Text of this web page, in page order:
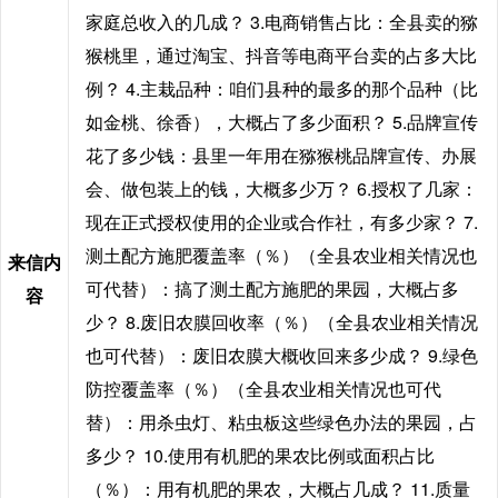
来信内
容
家庭总收入的几成？ 3.电商销售占比：全县卖的猕
猴桃里，通过淘宝、抖音等电商平台卖的占多大比
例？ 4.主栽品种：咱们县种的最多的那个品种（比
如金桃、徐香），大概占了多少面积？ 5.品牌宣传
花了多少钱：县里一年用在猕猴桃品牌宣传、办展
会、做包装上的钱，大概多少万？ 6.授权了几家：
现在正式授权使用的企业或合作社，有多少家？ 7.
测土配方施肥覆盖率（％）（全县农业相关情况也
可代替）：搞了测土配方施肥的果园，大概占多
少？ 8.废旧农膜回收率（％）（全县农业相关情况
也可代替）：废旧农膜大概收回来多少成？ 9.绿色
防控覆盖率（％）（全县农业相关情况也可代
替）：用杀虫灯、粘虫板这些绿色办法的果园，占
多少？ 10.使用有机肥的果农比例或面积占比
（％）：用有机肥的果农，大概占几成？ 11.质量